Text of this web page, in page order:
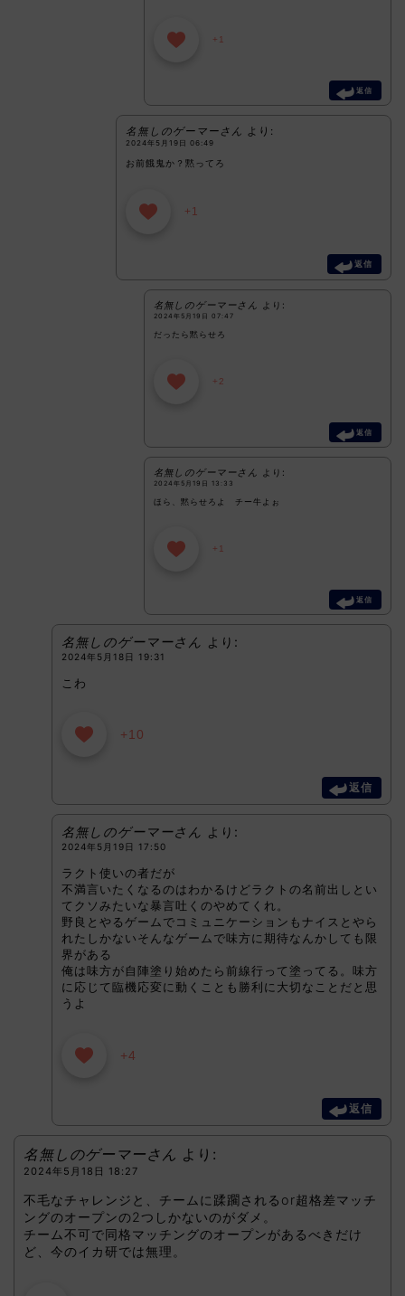
+1
返信
名無しのゲーマーさん より:
2024年5月19日 06:49
お前餓鬼か？黙ってろ
+1
返信
名無しのゲーマーさん より:
2024年5月19日 07:47
だったら黙らせろ
+2
返信
名無しのゲーマーさん より:
2024年5月19日 13:33
ほら、黙らせろよ チー牛よぉ
+1
返信
名無しのゲーマーさん より:
2024年5月18日 19:31
こわ
+10
返信
名無しのゲーマーさん より:
2024年5月19日 17:50
ラクト使いの者だが
不満言いたくなるのはわかるけどラクトの名前出しとい
てクソみたいな暴言吐くのやめてくれ。
野良とやるゲームでコミュニケーションもナイスとやら
れたしかないそんなゲームで味方に期待なんかしても限
界がある
俺は味方が自陣塗り始めたら前線行って塗ってる。味方
に応じて臨機応変に動くことも勝利に大切なことだと思
うよ
+4
返信
名無しのゲーマーさん より:
2024年5月18日 18:27
不毛なチャレンジと、チームに蹂躙されるor超格差マッチ
ングのオープンの2つしかないのがダメ。
チーム不可で同格マッチングのオープンがあるべきだけ
ど、今のイカ研では無理。